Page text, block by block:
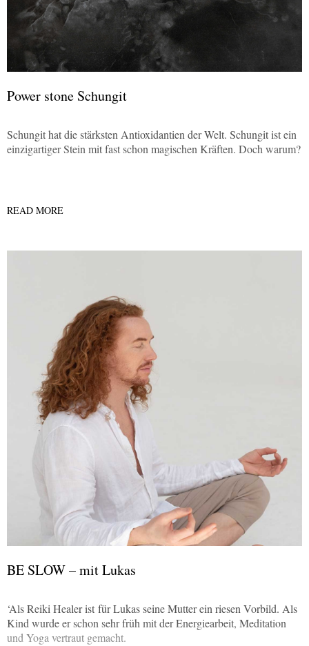
Power stone Schungit
Schungit hat die stärksten Antioxidantien der Welt. Schungit ist ein
einzigartiger Stein mit fast schon magischen Kräften. Doch warum?
READ MORE
BE SLOW – mit Lukas
‘Als Reiki Healer ist für Lukas seine Mutter ein riesen Vorbild. Als
Kind wurde er schon sehr früh mit der Energiearbeit, Meditation
und Yoga vertraut gemacht.